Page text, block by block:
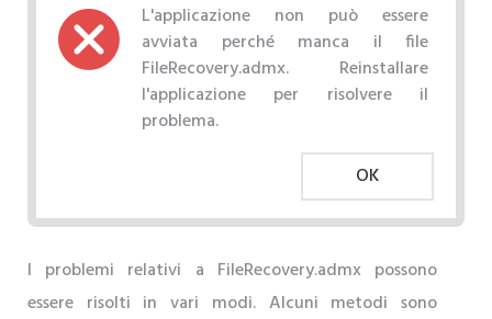
L'applicazione non può essere
avviata perché manca il file
FileRecovery.admx. Reinstallare
l'applicazione per risolvere il
problema.
OK
I problemi relativi a FileRecovery.admx possono
essere risolti in vari modi. Alcuni metodi sono